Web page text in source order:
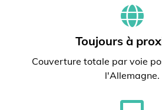
Toujours à
Couverture totale par voie
l'Allemagne.